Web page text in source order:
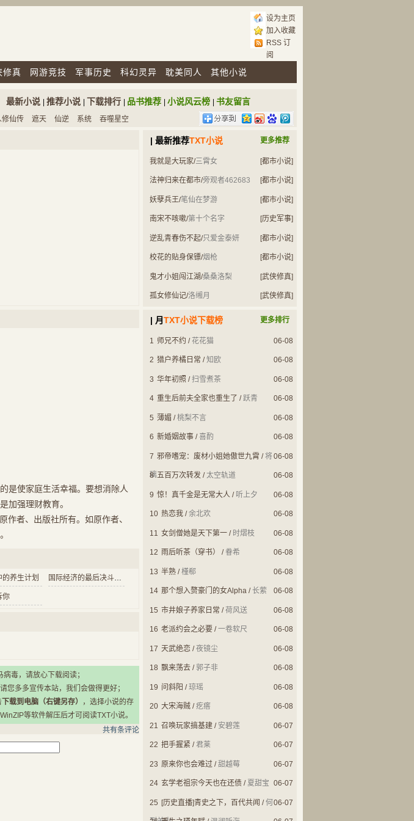
设为主页
加入收藏
RSS 订
阅
修真 网游竞技 军事历史 科幻灵异 耽美同人 其他小说
最新小说 推荐小说 下载排行 品书推荐 小说风云榜 书友留言
修仙传 遮天 仙逆 系统 吞噬星空
更多推荐
| 最新推荐TXT小说
[都市小说]
我就是大玩家/三霄女
[都市小说]
法神归来在都市/旁观者462683
[都市小说]
妖孽兵王/笔仙在梦游
[历史军事]
南宋不咳嗽/第十个名字
[都市小说]
逆乱青春伤不起/只爱金泰妍
[都市小说]
校花的贴身保镖/烟枪
[武侠修真]
鬼才小姐闯江湖/桑桑洛梨
[武侠修真]
孤女修仙记/洛缃月
是使家庭生活幸福。要想消除人
加强理财教育。
作者、出版社所有。如原作者、
养生计划 国际经济的最后决斗：金融战争
你
毒，请放心下载阅读；
您多多宣传本站，我们会做得更好；
下载到电脑（右键另存）
，选择小说的存
等软件解压后才可阅读TXT小说。
共有条评论
更多排行
| 月TXT小说下载榜
06-08
1 师兄不约 / 花花猫
06-08
2 猎户养橘日常 /知欧
06-08
3 华年初照 /扫雪煮茶
06-08
4 重生后前夫全家也重生了 /跃青
06-08
5 薄媚 /桃梨不言
06-08
6 新婚姻故事 /喜酌
06-08
7 邪帝嗜宠：废材小姐她傲世九霄 /将
璃 06-08
8 五百万次转发 /太空轨道
06-08
9 惊！真千金是无常大人 / 听上夕
06-08
10 热恋我 /余北欢
06-08
11 女剑僧她是天下第一 / 时熠枝
06-08
12 雨后听茶（穿书） / 眷希
06-08
13 半熟 /槿郗
06-08
14 那个想入赘豪门的女Alpha /长萦
06-08
15 市井娘子养家日常 /荷风送
06-08
16 老派约会之必要 /一卷软尺
06-08
17 天武绝恋 /夜镜尘
06-08
18 飘来荡去 /郭子非
06-08
19 问斜阳 /琼瑶
06-08
20 大宋海贼 /疙瘩
06-07
21 召唤玩家搞基建 / 安碧莲
06-07
22 把手握紧 /君莱
06-07
23 原来你也会难过 /甜越莓
06-07
24 玄学老祖宗今天也在还债 / 夏甜宝
06-07
25 [历史直播]青史之下，百代共闻 /何